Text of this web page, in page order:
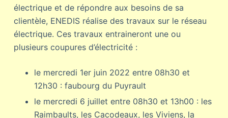
électrique et de répondre aux besoins de sa
clientèle, ENEDIS réalise des travaux sur le réseau
électrique. Ces travaux entraineront une ou
plusieurs coupures d’électricité :
le mercredi 1er juin 2022 entre 08h30 et
12h30 : faubourg du Puyrault
le mercredi 6 juillet entre 08h30 et 13h00 : les
Raimbaults, les Cacodeaux, les Viviens, la